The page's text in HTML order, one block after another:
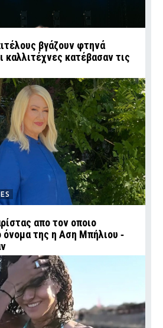
βγάζουν φτηνά
καλλιτέχνες κατέβασαν τις
απο τον οποιο
της η Αση Μπήλιου ‑